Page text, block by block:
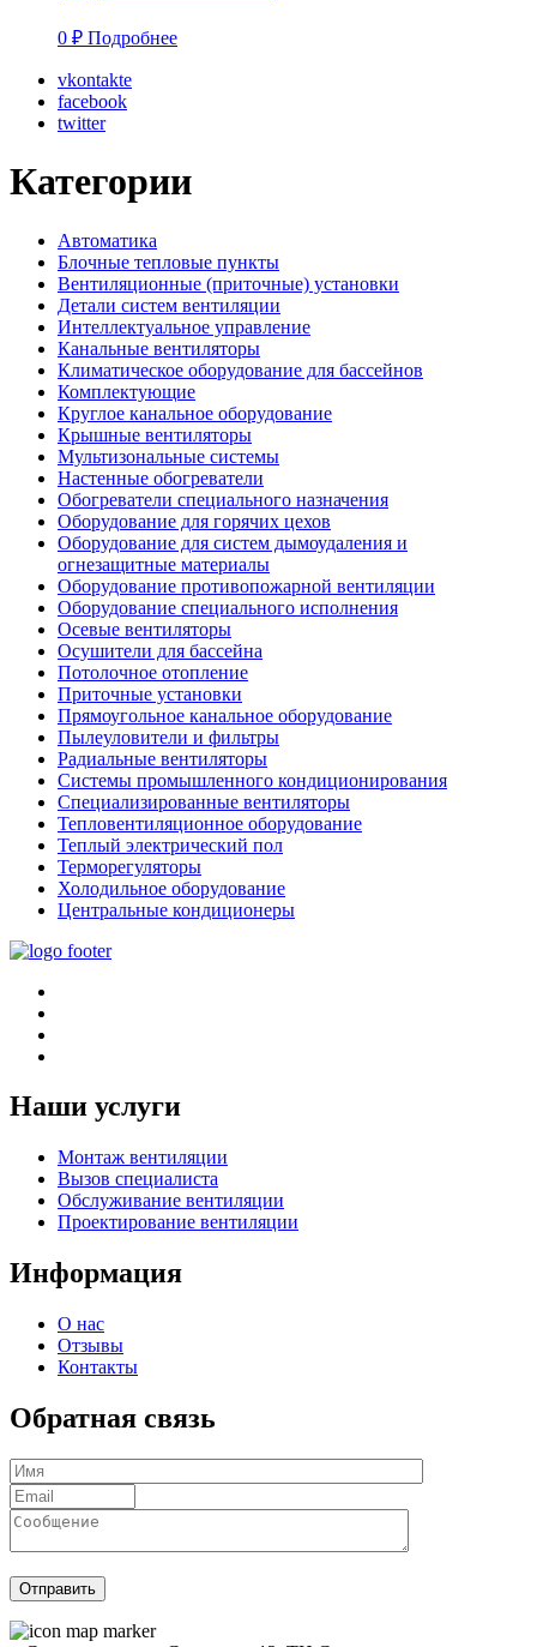
0 ₽ Подробнее
vkontakte
facebook
twitter
Категории
Автоматика
Блочные тепловые пункты
Вентиляционные (приточные) установки
Детали систем вентиляции
Интеллектуальное управление
Канальные вентиляторы
Климатическое оборудование для бассейнов
Комплектующие
Круглое канальное оборудование
Крышные вентиляторы
Мультизональные системы
Настенные обогреватели
Обогреватели специального назначения
Оборудование для горячих цехов
Оборудование для систем дымоудаления и
огнезащитные материалы
Оборудование противопожарной вентиляции
Оборудование специального исполнения
Осевые вентиляторы
Осушители для бассейна
Потолочное отопление
Приточные установки
Прямоугольное канальное оборудование
Пылеуловители и фильтры
Радиальные вентиляторы
Системы промышленного кондиционирования
Специализированные вентиляторы
Тепловентиляционное оборудование
Теплый электрический пол
Терморегуляторы
Холодильное оборудование
Центральные кондиционеры
Наши услуги
Монтаж вентиляции
Вызов специалиста
Обслуживание вентиляции
Проектирование вентиляции
Информация
О нас
Отзывы
Контакты
Обратная связь